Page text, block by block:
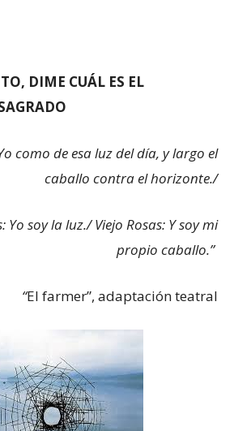
DIME CUÁL ES EL
como de esa luz del día, y largo el
caballo contra el horizonte./
Yo soy la luz./ Viejo Rosas: Y soy mi
propio caballo.”
“El farmer”, adaptación teatral